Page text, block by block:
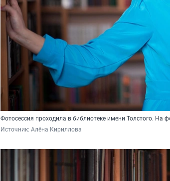
Фотосессия проходила в библиотеке имени Толстого. На
Источник: Алёна Кириллова